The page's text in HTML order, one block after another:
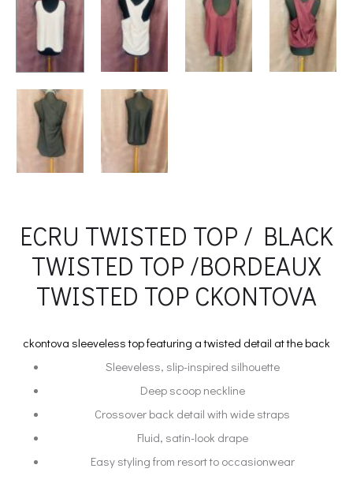
ECRU TWISTED TOP / BLACK
TWISTED TOP /BORDEAUX
TWISTED TOP CKONTOVA
ckontova sleeveless top featuring a twisted detail at the back
Sleeveless, slip-inspired silhouette
Deep scoop neckline
Crossover back detail with wide straps
Fluid, satin-look drape
Easy styling from resort to occasionwear